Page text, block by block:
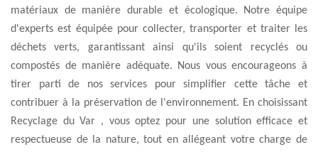
matériaux de manière durable et écologique. Notre équipe
d'experts est équipée pour collecter, transporter et traiter les
déchets verts, garantissant ainsi qu'ils soient recyclés ou
compostés de manière adéquate. Nous vous encourageons à
tirer parti de nos services pour simplifier cette tâche et
contribuer à la préservation de l'environnement. En choisissant
Recyclage du Var , vous optez pour une solution efficace et
respectueuse de la nature, tout en allégeant votre charge de